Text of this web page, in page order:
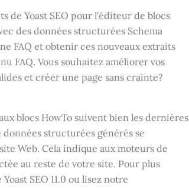
de Yoast SEO pour l'éditeur de blocs
des données structurées Schema
FAQ et obtenir ces nouveaux extraits
FAQ. Vous souhaitez améliorer vos
et créer une page sans crainte?
blocs HowTo suivent bien les dernières
structurées générés se
Web. Cela indique aux moteurs de
au reste de votre site. Pour plus
SEO 11.0 ou lisez notre